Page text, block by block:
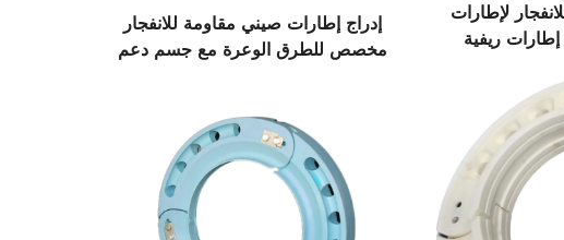
لإطارات
ريفية
إدراج إطارات صيني مقاومة للانفجار
مخصص للطرق الوعرة مع جسم دعم